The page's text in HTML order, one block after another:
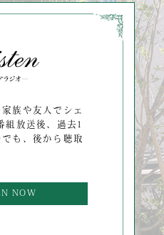
族や友人でシェ
組放送後、過去1
も、後から聴取
NOW